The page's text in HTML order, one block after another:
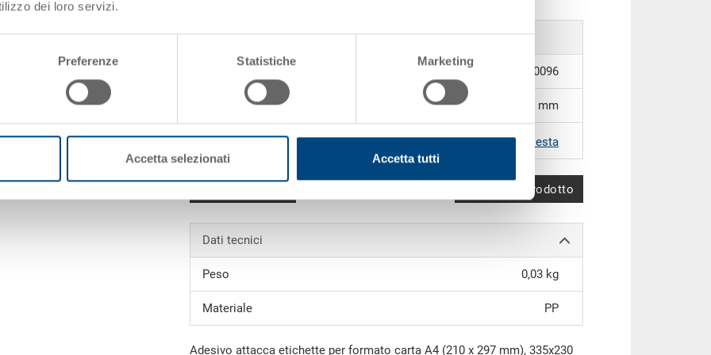
dei loro servizi.
Preferenze Statistiche Marketing
Accetta selezionati Accetta tutti
Dati articolo
89-26U-0096
Dimensioni esterne: 335 x 230 mm
Colore: |Altri colori su richiesta
Confronta prodotto
Dati tecnici
Peso 0,03 kg
Materiale PP
Adesivo attacca etichette per formato carta A4 (210 x 297 mm), 335x230